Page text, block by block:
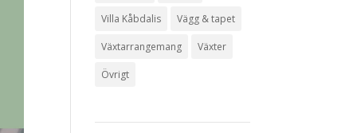
Villa Kåbdalis Vägg & tapet
Växtarrangemang Växter
Övrigt